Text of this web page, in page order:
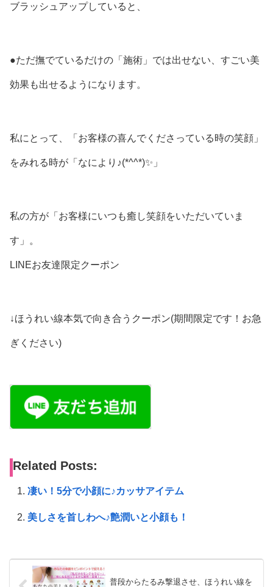
ブラッシュアップしていると、
●ただ撫でているだけの「施術」では出せない、すごい美
効果も出せるようになります。
私にとって、「お客様の喜んでくださっている時の笑顔」
をみれる時が「なにより♪(*^^*)✨」
私の方が「お客様にいつも癒し笑顔をいただいていま
す」。
LINEお友達限定クーポン
↓ほうれい線本気で向き合うクーポン(期間限定です！お急
ぎください)
Related Posts:
凄い！5分で小顔に♪カッサアイテム
美しさを首しわへ♪艶潤いと小顔も！
普段からたるみ撃退させ、ほうれい線を